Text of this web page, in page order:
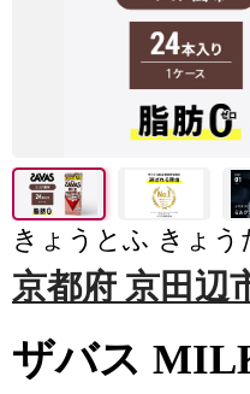
きょうとふ きょう
京都府 京田辺
ザバス